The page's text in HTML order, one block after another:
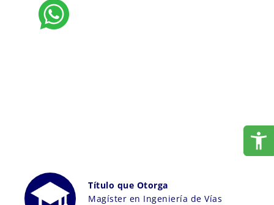
Título que Otorga
Magíster en Ingeniería de Vías